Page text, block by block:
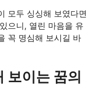
모두 싱싱해 보였다면
으니, 열린 마음을 유
꼭 명심해 보시길 바
보이는 꿈의